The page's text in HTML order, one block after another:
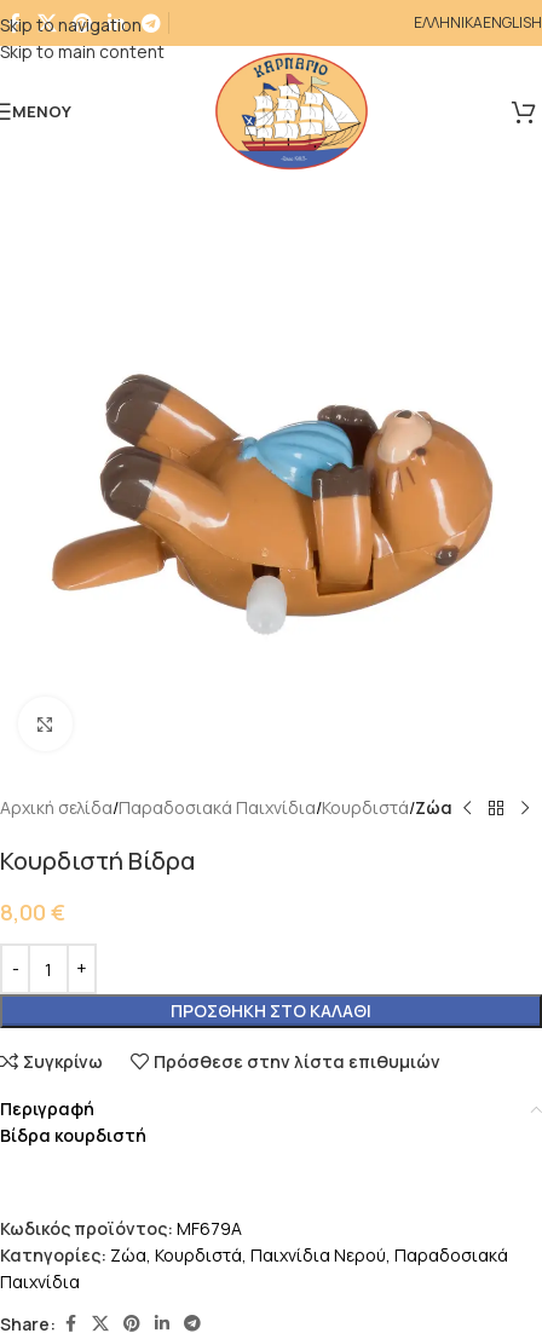
Skip to navigation
Skip to main content
ΕΛΛΗΝΙΚΑENGLISH
ΜΕΝΟΎ
Αρχική σελίδα Παραδοσιακά Παιχνίδια Κουρδιστά Ζώα
Κουρδιστή Βίδρα
8,00 €
ΠΡΟΣΘΉΚΗ ΣΤΟ ΚΑΛΆΘΙ
Συγκρίνω Πρόσθεσε στην λίστα επιθυμιών
Περιγραφή
Βίδρα κουρδιστή
Κωδικός προϊόντος: MF679A
Κατηγορίες: Ζώα, Κουρδιστά, Παιχνίδια Νερού, Παραδοσιακά
Παιχνίδια
Share: